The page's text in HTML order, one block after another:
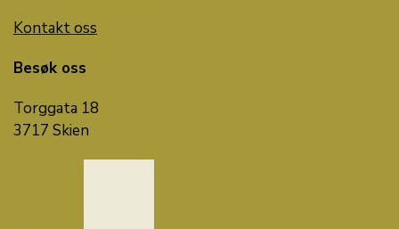
Kontakt oss
Besøk oss
Torggata 18
3717 Skien